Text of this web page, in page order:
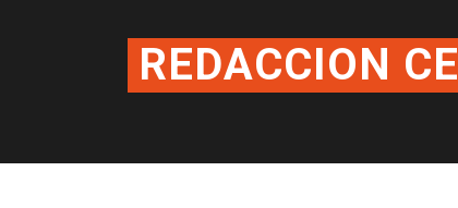
REDACCION CE